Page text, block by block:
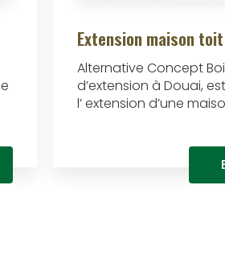
Extension maison
Alternative Concept
d’extension à Douai,
l’ extension d’une